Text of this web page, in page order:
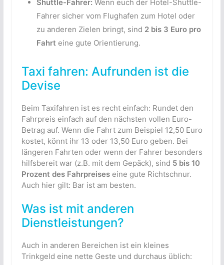
Shuttle-Fahrer: Wenn euch der Hotel-Shuttle-
Fahrer sicher vom Flughafen zum Hotel oder
zu anderen Zielen bringt, sind 2 bis 3 Euro pro
Fahrt eine gute Orientierung.
Taxi fahren: Aufrunden ist die
Devise
Beim Taxifahren ist es recht einfach: Rundet den
Fahrpreis einfach auf den nächsten vollen Euro-
Betrag auf. Wenn die Fahrt zum Beispiel 12,50 Euro
kostet, könnt ihr 13 oder 13,50 Euro geben. Bei
längeren Fahrten oder wenn der Fahrer besonders
hilfsbereit war (z.B. mit dem Gepäck), sind 5 bis 10
Prozent des Fahrpreiseseine gute Richtschnur.
Auch hier gilt: Bar ist am besten.
Was ist mit anderen
Dienstleistungen?
Auch in anderen Bereichen ist ein kleines
Trinkgeld eine nette Geste und durchaus üblich: